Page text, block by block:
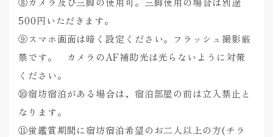
500円いただきます。
⑨スマホ画面は暗く設定ください。フラッシュ撮影厳
禁です。 カメラのAF補助光は光らないように対策
ください。
⑩宿坊宿泊がある場合は、宿泊部屋の前は立入禁止と
なります。
⑪蛍鑑賞期間に宿坊宿泊希望のお二人以上の方(チラ